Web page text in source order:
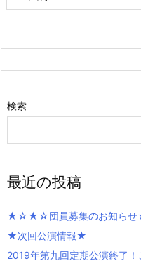
検索
最近の投稿
★☆★☆団員募集のお知ら
★次回公演情報★
2019年第九回定期公演終了！